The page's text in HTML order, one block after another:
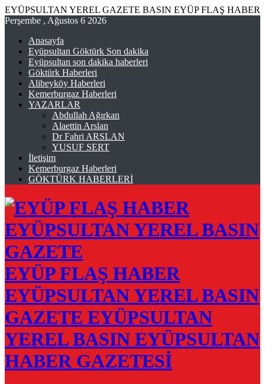
EYÜPSULTAN YEREL GAZETE BASIN EYÜP FLAŞ HABER
Perşembe , Ağustos 6 2026
Anasayfa
Eyüpsultan Göktürk Son dakika
Eyüpsultan son dakika haberleri
Göktürk Haberleri
Alibeyköy Haberleri
Kemerburgaz Haberleri
YAZARLAR
Abdullah Ağırkan
Alaettin Arslan
Dr Fahri ARSLAN
YUSUF SERT
İletişim
Kemerburgaz Haberleri
GÖKTÜRK HABERLERİ
EYÜP FLAŞ HABER
EYÜPSULTAN YEREL BASIN
GAZETE EYÜPSULTAN
YEREL BASIN EYÜPSULTAN
HABER GAZETESİ